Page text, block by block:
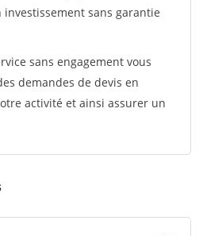
sans garantie
sans engagement vous
demandes de devis en
activité et ainsi assurer un